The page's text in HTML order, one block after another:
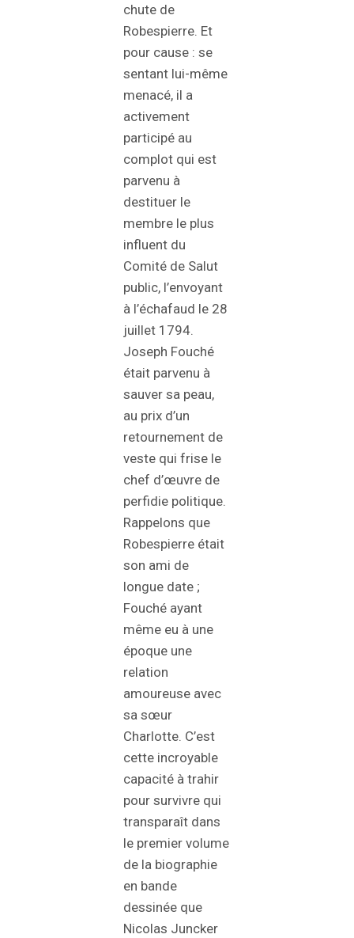
chute de
Robespierre. Et
pour cause : se
sentant lui-même
menacé, il a
activement
participé au
complot qui est
parvenu à
destituer le
membre le plus
influent du
Comité de Salut
public, l’envoyant
à l’échafaud le 28
juillet 1794.
Joseph Fouché
était parvenu à
sauver sa peau,
au prix d’un
retournement de
veste qui frise le
chef d’œuvre de
perfidie politique.
Rappelons que
Robespierre était
son ami de
longue date ;
Fouché ayant
même eu à une
époque une
relation
amoureuse avec
sa sœur
Charlotte. C’est
cette incroyable
capacité à trahir
pour survivre qui
transparaît dans
le premier volume
de la biographie
en bande
dessinée que
Nicolas Juncker